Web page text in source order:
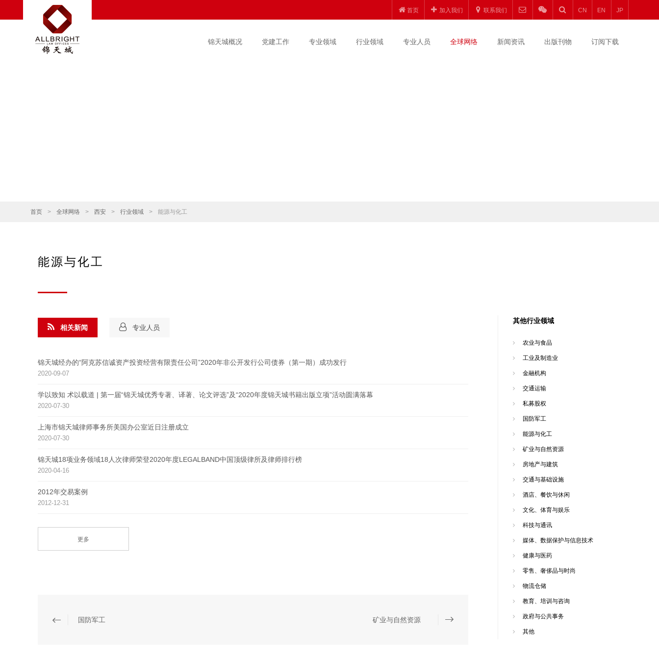
首页 加入我们 联系我们 CN EN JP
锦天城概况 党建工作 专业领域 行业领域 专业人员 全球网络 新闻资讯 出版刊物 订阅下载
首页 > 全球网络 > 西安 > 行业领域 > 能源与化工
能源与化工
相关新闻
锦天城经办的“阿克苏信诚资产投资经营有限责任公司”2020年非公开发行公司债券（第一期）成功发行
2020-09-07
学以致知 术以载道 | 第一届“锦天城优秀专著、译著、论文评选”及“2020年度锦天城书籍出版立项”活动圆满落幕
2020-07-30
上海市锦天城律师事务所美国办公室近日注册成立
2020-07-30
锦天城18项业务领域18人次律师荣登2020年度LEGALBAND中国顶级律所及律师排行榜
2020-04-16
2012年交易案例
2012-12-31
更多
专业人员
国防军工 矿业与自然资源
其他行业领域
农业与食品
工业及制造业
金融机构
交通运输
私募股权
国防军工
能源与化工
矿业与自然资源
房地产与建筑
交通与基础设施
酒店、餐饮与休闲
文化、体育与娱乐
科技与通讯
媒体、数据保护与信息技术
健康与医药
零售、奢侈品与时尚
物流仓储
教育、培训与咨询
政府与公共事务
其他